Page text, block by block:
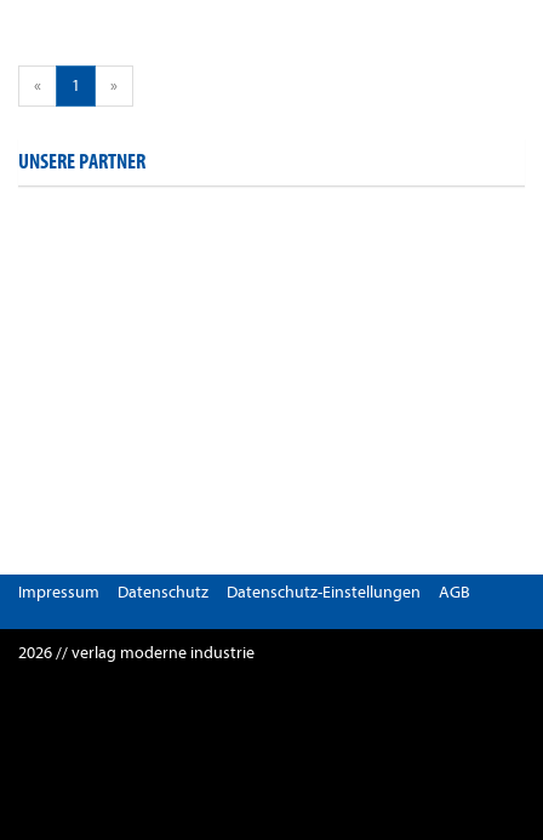
« 1 »
UNSERE PARTNER
Impressum Datenschutz Datenschutz-Einstellungen AGB
2026 // verlag moderne industrie